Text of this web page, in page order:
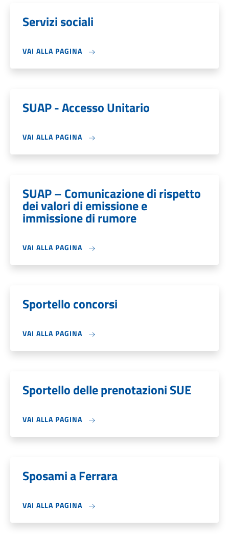
Servizi sociali
VAI ALLA PAGINA
SUAP - Accesso Unitario
VAI ALLA PAGINA
SUAP – Comunicazione di rispetto
dei valori di emissione e
immissione di rumore
VAI ALLA PAGINA
Sportello concorsi
VAI ALLA PAGINA
Sportello delle prenotazioni SUE
VAI ALLA PAGINA
Sposami a Ferrara
VAI ALLA PAGINA